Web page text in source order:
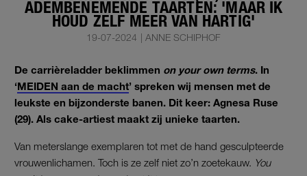
ADEMBENEMENDE TAARTEN: 'MAAR IK
HOUD ZELF MEER VAN HARTIG'
19-07-2024 | ANNE SCHIPHOF
De carrièreladder beklimmen on your own terms. In
‘MEIDEN aan de macht’ spreken wij mensen met de
leukste en bijzonderste banen. Dit keer: Agnesa Ruse
(29). Als cake-artiest maakt zij unieke taarten.
Van meterslange exemplaren tot met de hand gesculpteerde
vrouwenlichamen. Toch is ze zelf niet zo’n zoetekauw. You